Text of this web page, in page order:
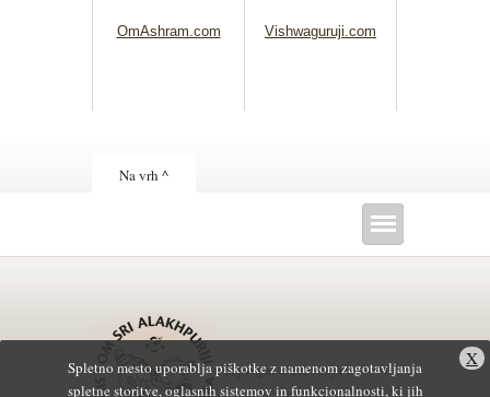
OmAshram.com Vishwaguruji.com
Na vrh ^
Copyright © 2026 Joga v
Spletno mesto uporablja piškotke z namenom zagotavljanja
spletne storitve, oglasnih sistemov in funkcionalnosti, ki jih
X